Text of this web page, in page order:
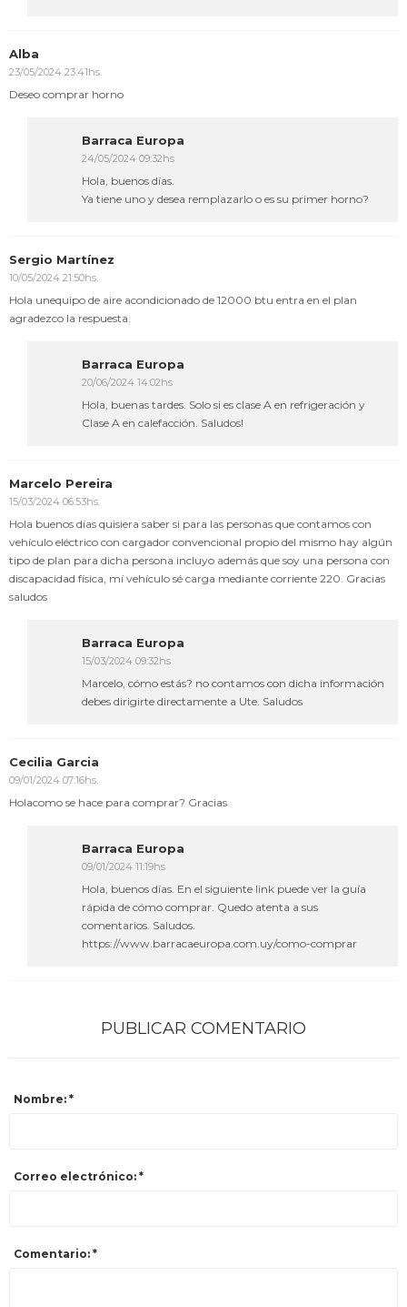
Alba
23/05/2024 23:41hs.
Deseo comprar horno
Barraca Europa
24/05/2024 09:32hs
Hola, buenos días.
Ya tiene uno y desea remplazarlo o es su primer horno?
Sergio Martínez
10/05/2024 21:50hs.
Hola unequipo de aire acondicionado de 12000 btu entra en el plan
agradezco la respuesta.
Barraca Europa
20/06/2024 14:02hs
Hola, buenas tardes. Solo si es clase A en refrigeración y
Clase A en calefacción. Saludos!
Marcelo Pereira
15/03/2024 06:53hs.
Hola buenos días quisiera saber si para las personas que contamos con
vehículo eléctrico con cargador convencional propio del mismo hay algún
tipo de plan para dicha persona incluyo además que soy una persona con
discapacidad física, mí vehículo sé carga mediante corriente 220. Gracias
saludos
Barraca Europa
15/03/2024 09:32hs
Marcelo, cómo estás? no contamos con dicha información
debes dirigirte directamente a Ute. Saludos
Cecilia Garcia
09/01/2024 07:16hs.
Holacomo se hace para comprar? Gracias
Barraca Europa
09/01/2024 11:19hs
Hola, buenos días. En el siguiente link puede ver la guía
rápida de cómo comprar. Quedo atenta a sus
comentarios. Saludos.
https://www.barracaeuropa.com.uy/como-comprar
PUBLICAR COMENTARIO
Nombre: *
Correo electrónico: *
Comentario: *